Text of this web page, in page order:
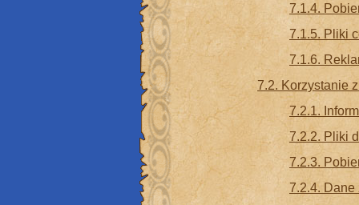
7.1.4.
7.1.5. Pliki
7.1.6.
7.2. Korzystanie
7.2.1.
7.2.2. Pliki
7.2.3.
7.2.4. Dane